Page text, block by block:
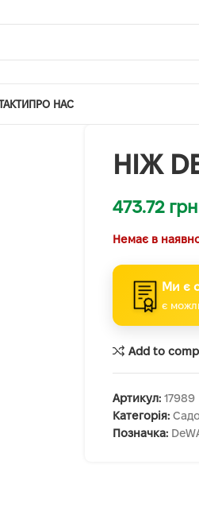
ПРО НАС
НІЖ
473.72 грн
Немає в
Ми є
є
Add to
Артикул: 17989
Категорія:
Позначка: